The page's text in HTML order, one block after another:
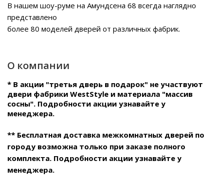
В нашем шоу-руме на Амундсена 68 всегда наглядно
представлено
более 80 моделей дверей от различных фабрик.
О компании
* В акции "третья дверь в подарок" не участвуют
двери фабрики WestStyle и материала "массив
сосны". Подробности акции узнавайте у
менеджера.
** Бесплатная доставка межкомнатных дверей по
городу возможна только при заказе полного
комплекта. Подробности акции узнавайте у
менеджера.